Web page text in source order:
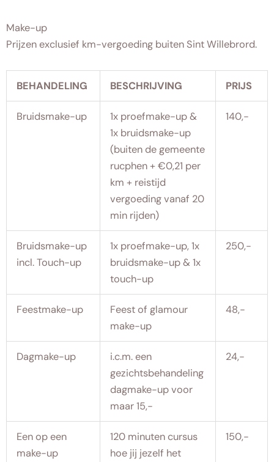
Make-up
Prijzen exclusief km-vergoeding buiten Sint Willebrord.
BEHANDELING BESCHRIJVING PRIJS
Bruidsmake-up
1x proefmake-up &
1x bruidsmake-up
(buiten de gemeente
rucphen + €0,21 per
km + reistijd
vergoeding vanaf 20
min rijden)
140,-
Bruidsmake-up
incl. Touch-up
1x proefmake-up, 1x
bruidsmake-up & 1x
touch-up
250,-
Feestmake-up
Feest of glamour
make-up
48,-
Dagmake-up
i.c.m. een
gezichtsbehandeling
dagmake-up voor
maar 15,-
24,-
Een op een
make-up
120 minuten cursus
hoe jij jezelf het
150,-